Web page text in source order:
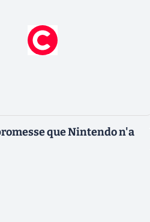
que Nintendo n'a